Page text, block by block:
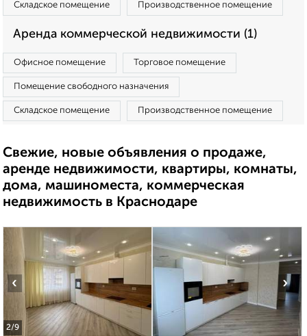
Складское помещение Производственное помещение
Аренда коммерческой недвижимости (1)
Офисное помещение Торговое помещение
Помещение свободного назначения
Складское помещение Производственное помещение
Свежие, новые объявления о продаже,
аренде недвижимости, квартиры, комнаты,
дома, машиноместа, коммерческая
недвижимость в Краснодаре
2/9
‹ ›